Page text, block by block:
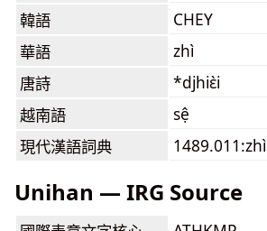
韓語
CHEY
華語
zhì
唐詩
*djhiɛ̀i
越南語
sệ
現代漢語詞典
1489.011:zhì
Unihan — IRG Source